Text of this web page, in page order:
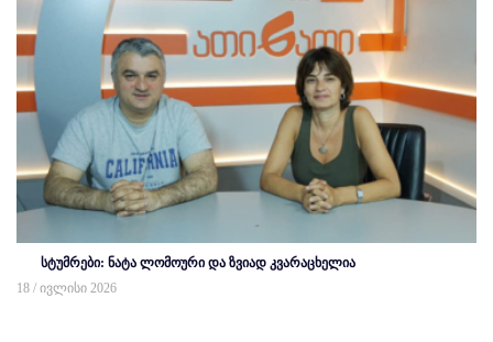
სტუმრები: ნატა ლომოური და ზვიად კვარაცხელია
18 / ივლისი 2026